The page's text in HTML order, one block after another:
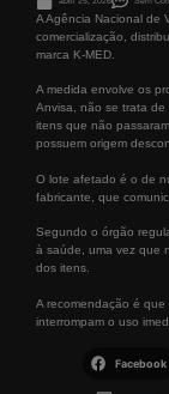
A Agência Nacional de
comercialização,
marca K-MED.
A medida envolve os
Anvisa, não se trata de
itens que não
possuem origem
O lote afetado é o de
fabricante, que
Segundo o órgão
à saúde, uma vez que
dos itens.
A recomendação é
interrompam o uso
Facebook